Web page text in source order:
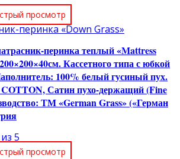
просмотр
перинка теплый «Mattress
Кассетного типа с юбкой
100% белый гусиный пух.
Сатин пухо-держащий (Fine
ТМ «German Grass» («Герман
из 5
просмотр